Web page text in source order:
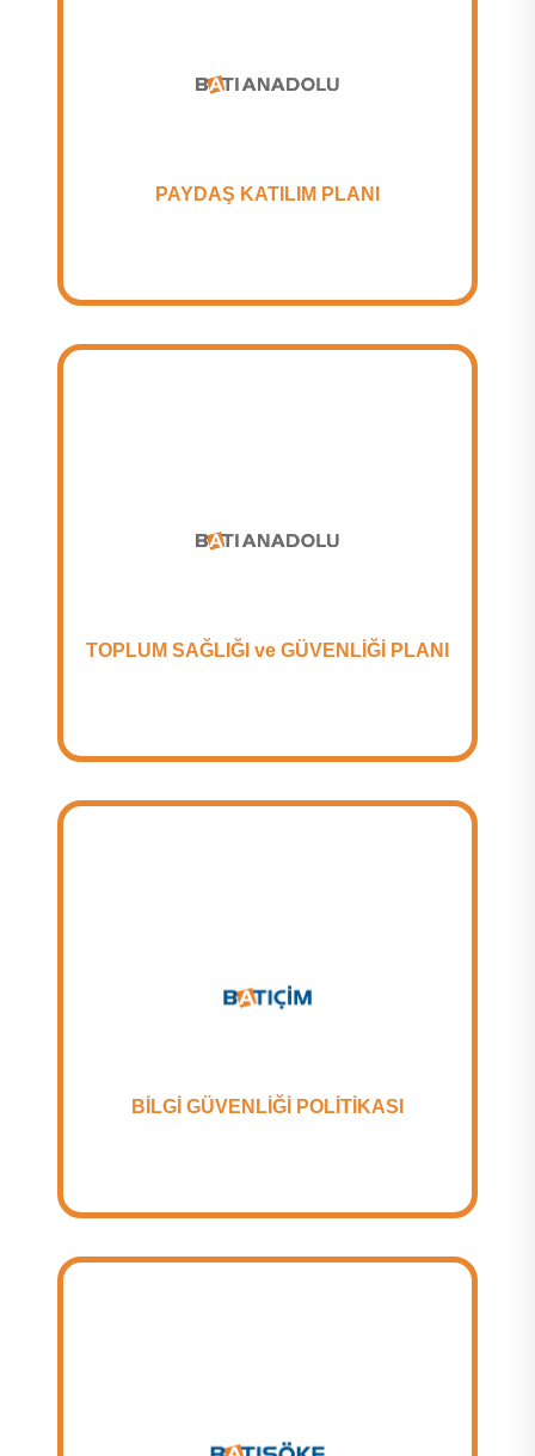
PAYDAŞ KATILIM PLANI
TOPLUM SAĞLIĞI ve GÜVENLİĞİ PLANI
BİLGİ GÜVENLİĞİ POLİTİKASI